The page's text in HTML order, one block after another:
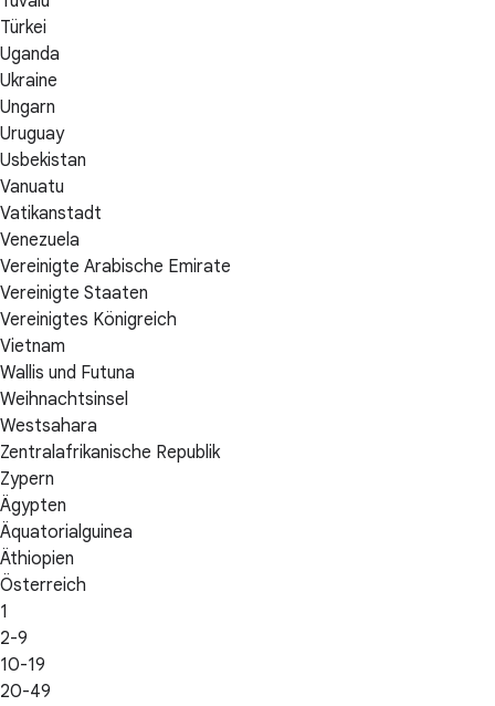
Türkei
Uganda
Ukraine
Ungarn
Uruguay
Usbekistan
Vanuatu
Vatikanstadt
Venezuela
Vereinigte Arabische Emirate
Vereinigte Staaten
Vereinigtes Königreich
Vietnam
Wallis und Futuna
Weihnachtsinsel
Westsahara
Zentralafrikanische Republik
Zypern
Ägypten
Äquatorialguinea
Äthiopien
Österreich
1
2-9
10-19
20-49